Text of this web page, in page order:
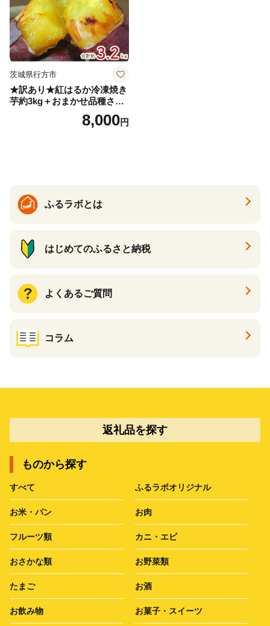
茨城県行方市
★訳あり★紅はるか冷凍焼き
芋約3kg＋おまかせ品種さつ
まいも 合計約3.2kg｜さつ
まいも サツマイモ さつま芋
8,000円
ふるラボとは
はじめてのふるさと納税
よくあるご質問
コラム
返礼品を探す
ものから探す
すべて ふるラボオリジナル
お米・パン お肉
フルーツ類 カニ・エビ
おさかな類 お野菜類
たまご お酒
お飲み物 お菓子・スイーツ